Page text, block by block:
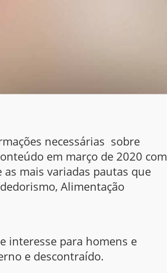
necessárias sobre
em março de 2020 com
as mais variadas pautas que
Alimentação
interesse para homens e
e descontraído.